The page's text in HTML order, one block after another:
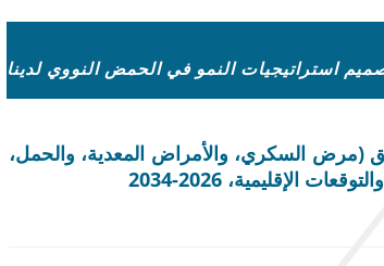
استراتيجيات النمو في الحمض النووي لدينا
(مرض السكري، والأمراض المعدية، والحمل،
2026-2034